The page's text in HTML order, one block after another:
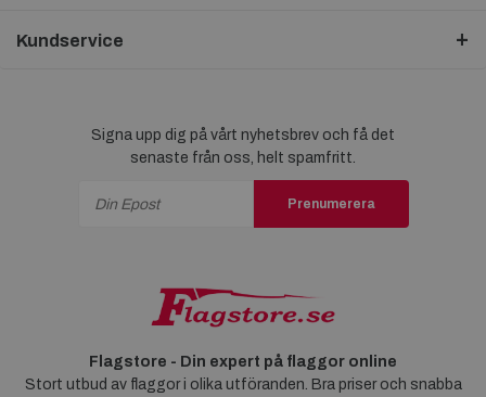
Kundservice
Signa upp dig på vårt nyhetsbrev och få det
senaste från oss, helt spamfritt.
Prenumerera
Flagstore - Din expert på flaggor online
Stort utbud av flaggor i olika utföranden. Bra priser och snabba